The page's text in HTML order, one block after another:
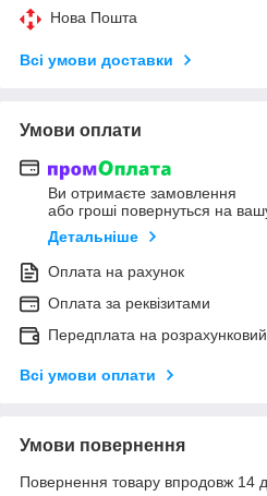
Нова Пошта
Всі умови доставки
Умови оплати
Ви отримаєте замовлення
або гроші повернуться на
Детальніше
Оплата на рахунок
Оплата за реквізитами
Передплата на
Всі умови оплати
Умови повернення
Повернення товару впродовж 14